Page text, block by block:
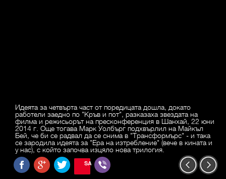
Идеята за четвърта част от поредицата дошла, докато
работели заедно по "Кръв и пот", разказаха звездата на
филма и режисьорът на пресконференция в Шанхай, 22 юни
2014 г. Още тогава Марк Уолбърг подхвърлил на Майкъл
Бей, че би се радвал да се снима в "Трансформърс" - и така
се зародила идеята за "Ера на изтребление" (вече в кината и
у нас), с който започва изцяло нова трилогия.
SAVE